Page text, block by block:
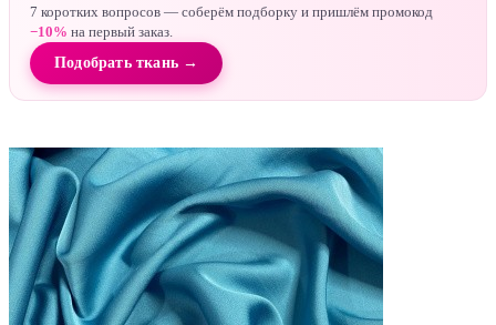
7 коротких вопросов — соберём подборку и пришлём промокод
−10% на первый заказ.
Подобрать ткань →